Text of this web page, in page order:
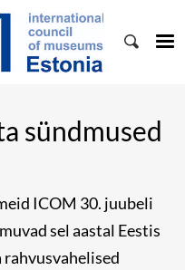
sündmused
ICOM 30. juubeli
sel aastal Eestis